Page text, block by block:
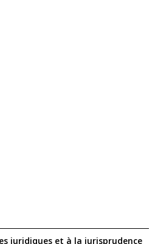
juridiques et à la jurisprudence